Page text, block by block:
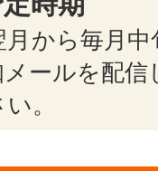
から毎月
ールを配信
。